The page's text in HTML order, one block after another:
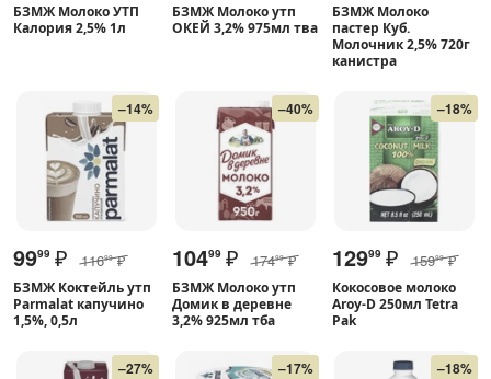
БЗМЖ Молоко УТП
Калория 2,5% 1л
БЗМЖ Молоко утп
ОКЕЙ 3,2% 975мл тва
БЗМЖ Молоко
пастер Куб.
Молочник 2,5% 720г
канистра
–14%
9999 ₽ 11699 ₽
БЗМЖ Коктейль утп
Parmalat капучино
1,5%, 0,5л
–40%
10499 ₽ 17499 ₽
БЗМЖ Молоко утп
Домик в деревне
3,2% 925мл тба
–18%
12999 ₽ 15999 ₽
Кокосовое молоко
Aroy-D 250мл Tetra
Pak
–27% –17% –18%